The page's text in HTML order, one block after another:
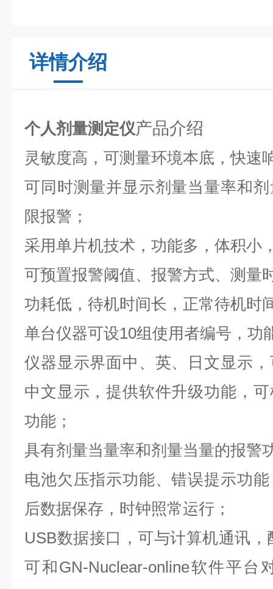
详情介绍
个人剂量测定仪产品介绍
灵敏度高，可测量环境本底，快速
可同时测量并显示剂量当量率和
限报警；
采用单片机技术，功能多，体积小
可预置报警阈值、报警方式、测量
功耗低，待机时间长，正常待机时
单台仪器可设10组使用者编号，功
仪器显示界面中、英、日文显示
中文显示，提供软件升级功能，
功能；
具有剂量当量率和剂量当量的报警
电池欠压指示功能、错误提示功
后数据保存，时钟照常运行；
USB数据接口，可与计算机通讯
可和GN-Nuclear-online软件平台